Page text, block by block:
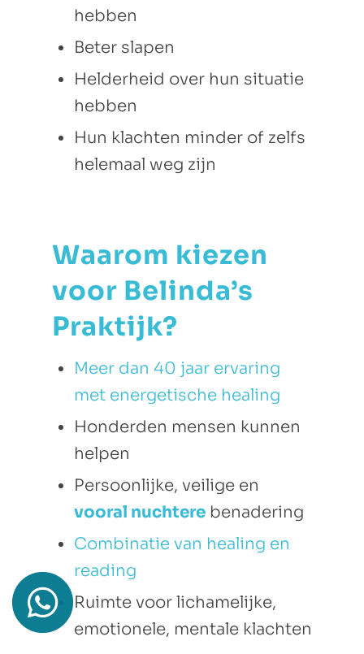
hebben
Beter slapen
Helderheid over hun situatie
hebben
Hun klachten minder of zelfs
helemaal weg zijn
Waarom kiezen
voor Belinda’s
Praktijk?
Meer dan 40 jaar ervaring
met energetische healing
Honderden mensen kunnen
helpen
Persoonlijke, veilige en
vooral nuchterebenadering
Combinatie van healing en
reading
Ruimte voor lichamelijke,
emotionele, mentale klachten